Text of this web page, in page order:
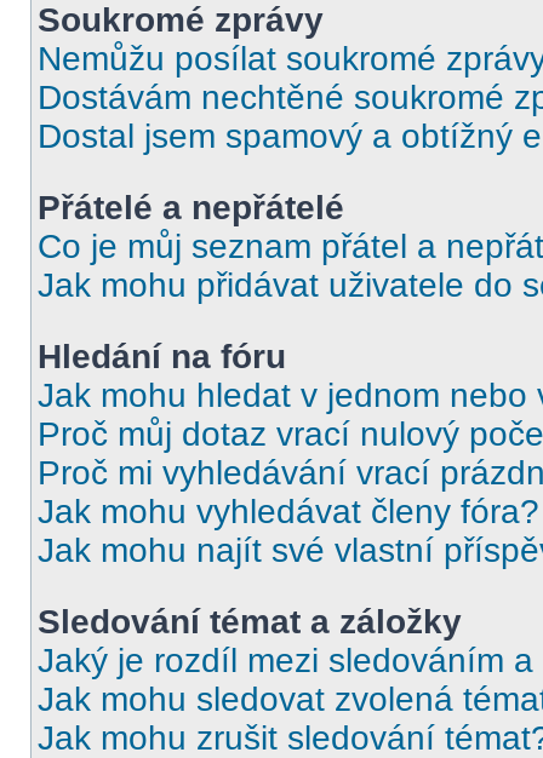
Soukromé zprávy
Nemůžu posílat soukromé
Dostávám nechtěné soukromé
Dostal jsem spamový a obtížný
Přátelé a nepřátelé
Co je můj seznam přátel a
Jak mohu přidávat uživatele do
Hledání na fóru
Jak mohu hledat v jednom nebo
Proč můj dotaz vrací nulový
Proč mi vyhledávání vrací
Jak mohu vyhledávat členy fóra?
Jak mohu najít své vlastní
Sledování témat a záložky
Jaký je rozdíl mezi sledováním a
Jak mohu sledovat zvolená
Jak mohu zrušit sledování